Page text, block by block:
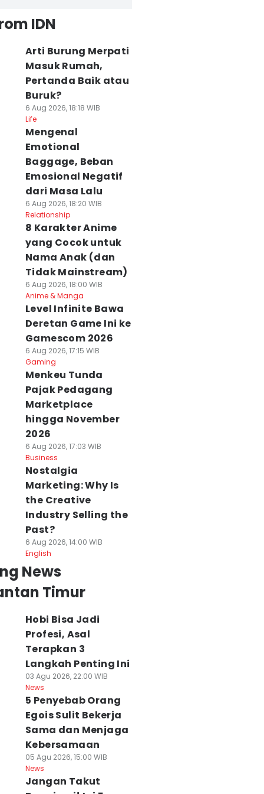
IDN
Arti Burung Merpati
Masuk Rumah,
Pertanda Baik atau
Buruk?
6 Aug 2026, 18:18 WIB
Life
Mengenal
Emotional
Baggage, Beban
Emosional Negatif
dari Masa Lalu
6 Aug 2026, 18:20 WIB
Relationship
8 Karakter Anime
yang Cocok untuk
Nama Anak (dan
Tidak Mainstream)
6 Aug 2026, 18:00 WIB
Anime & Manga
Level Infinite Bawa
Deretan Game Ini ke
Gamescom 2026
6 Aug 2026, 17:15 WIB
Gaming
Menkeu Tunda
Pajak Pedagang
Marketplace
hingga November
2026
6 Aug 2026, 17:03 WIB
Business
Nostalgia
Marketing: Why Is
the Creative
Industry Selling the
Past?
6 Aug 2026, 14:00 WIB
English
News
Timur
Hobi Bisa Jadi
Profesi, Asal
Terapkan 3
Langkah Penting Ini
03 Agu 2026, 22:00 WIB
News
5 Penyebab Orang
Egois Sulit Bekerja
Sama dan Menjaga
Kebersamaan
05 Agu 2026, 15:00 WIB
News
Jangan Takut